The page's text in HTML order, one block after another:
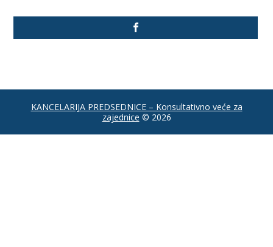
KANCELARIJA PREDSEDNICE – Konsultativno veće za
zajednice © 2026